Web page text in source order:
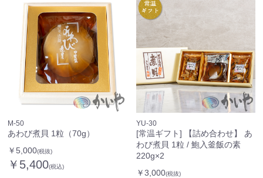
M-50
あわび煮貝 1粒（70g）
￥5,000(税抜)
￥5,400(税込)
YU-30
[常温ギフト] 【詰め合わせ】 あ
わび煮貝 1粒 / 鮑入釜飯の素
220g×2
￥3,000(税抜)